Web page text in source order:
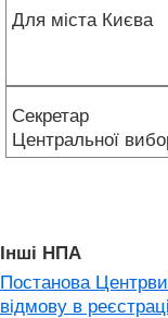
Для міста Києва
Секретар
Центральної
Інші НПА
Постанова
відмову в